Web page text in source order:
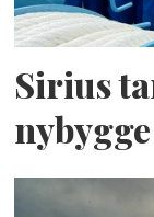
Sirius
nybygge